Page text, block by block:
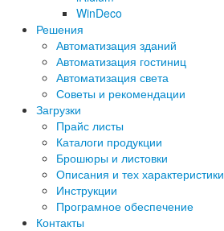
WinDeco
Решения
Автоматизация зданий
Автоматизация гостиниц
Автоматизация света
Советы и рекомендации
Загрузки
Прайс листы
Каталоги продукции
Брошюры и листовки
Описания и тех характеристики
Инструкции
Програмное обеспечение
Контакты